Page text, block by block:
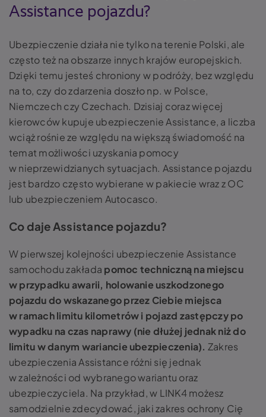
Assistance pojazdu?
Ubezpieczenie działa nie tylko na terenie Polski, ale
często też na obszarze innych krajów europejskich.
Dzięki temu jesteś chroniony w podróży, bez względu
na to, czy do zdarzenia doszło np. w Polsce,
Niemczech czy Czechach. Dzisiaj coraz więcej
kierowców kupuje ubezpieczenie Assistance, a liczba
wciąż rośnie ze względu na większą świadomość na
temat możliwości uzyskania pomocy
w nieprzewidzianych sytuacjach. Assistance pojazdu
jest bardzo często wybierane w pakiecie wraz z OC
lub ubezpieczeniem Autocasco.
Co daje Assistance pojazdu?
W pierwszej kolejności ubezpieczenie Assistance
samochodu zakłada pomoc techniczną na miejscu
w przypadku awarii, holowanie uszkodzonego
pojazdu do wskazanego przez Ciebie miejsca
w ramach limitu kilometrów i pojazd zastępczy po
wypadku na czas naprawy (nie dłużej jednak niż do
limitu w danym wariancie ubezpieczenia). Zakres
ubezpieczenia Assistance różni się jednak
w zależności od wybranego wariantu oraz
ubezpieczyciela. Na przykład, w LINK4 możesz
samodzielnie zdecydować, jaki zakres ochrony Cię